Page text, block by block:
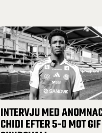
INTERVJU MED
CHIDI EFTER 5-0 MOT GIF